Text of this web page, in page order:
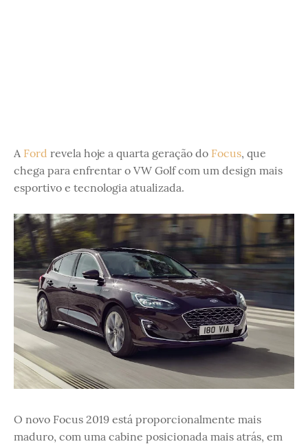
A Ford revela hoje a quarta geração do Focus, que
chega para enfrentar o VW Golf com um design mais
esportivo e tecnologia atualizada.
O novo Focus 2019 está proporcionalmente mais
maduro, com uma cabine posicionada mais atrás, em